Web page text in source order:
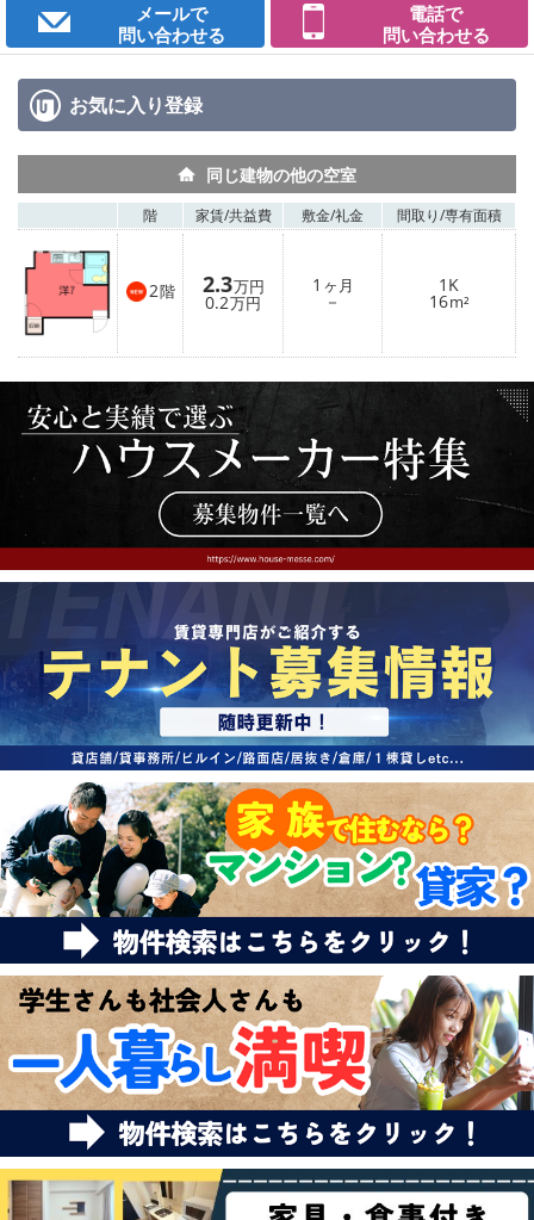
メールで
問い合わせる
電話で
問い合わせる
お気に入り登録
同じ建物の他の空室
階 家賃/共益費 敷金/礼金 間取り/専有面積
2階 2.3万円
0.2万円
1 ヶ月
－
1K
16m²